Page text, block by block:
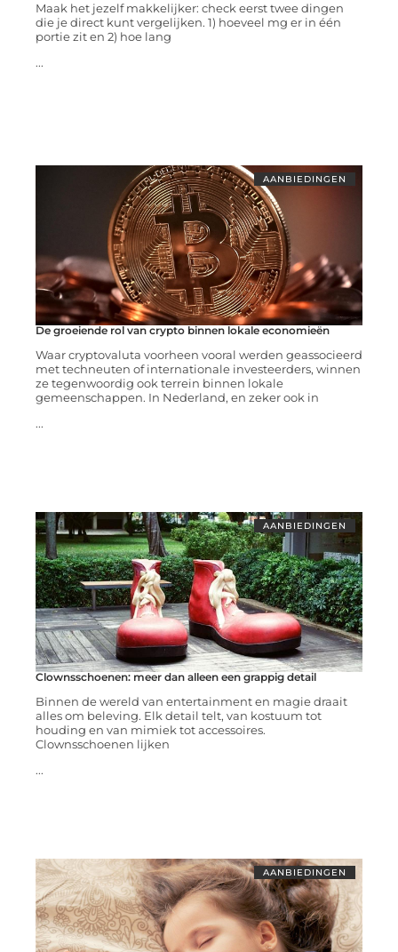
Maak het jezelf makkelijker: check eerst twee dingen
die je direct kunt vergelijken. 1) hoeveel mg er in één
portie zit en 2) hoe lang
...
AANBIEDINGEN
De groeiende rol van crypto binnen lokale economieën
Waar cryptovaluta voorheen vooral werden geassocieerd
met techneuten of internationale investeerders, winnen
ze tegenwoordig ook terrein binnen lokale
gemeenschappen. In Nederland, en zeker ook in
...
AANBIEDINGEN
Clownsschoenen: meer dan alleen een grappig detail
Binnen de wereld van entertainment en magie draait
alles om beleving. Elk detail telt, van kostuum tot
houding en van mimiek tot accessoires.
Clownsschoenen lijken
...
AANBIEDINGEN